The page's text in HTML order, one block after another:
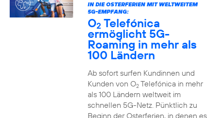
IN DIE OSTERFERIEN MIT WELTWEITEM
5G-EMPFANG:
O2 Telefónica
ermöglicht 5G-
Roaming in mehr als
100 Ländern
Ab sofort surfen Kundinnen und
Kunden von O2Telefónica in mehr
als 100 Ländern weltweit im
schnellen 5G-Netz. Pünktlich zu
Beginn der Osterferien, in denen es